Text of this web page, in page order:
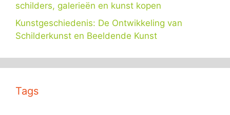
schilders, galerieën en kunst kopen
Kunstgeschiedenis: De Ontwikkeling van
Schilderkunst en Beeldende Kunst
Tags